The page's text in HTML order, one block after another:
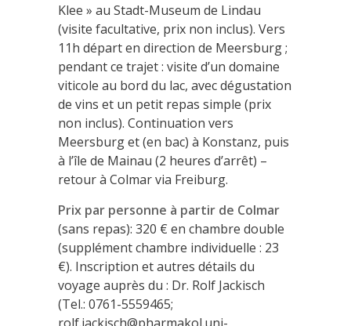
Klee » au Stadt-Museum de Lindau
(visite facultative, prix non inclus). Vers
11h départ en direction de Meersburg ;
pendant ce trajet : visite d’un domaine
viticole au bord du lac, avec dégustation
de vins et un petit repas simple (prix
non inclus). Continuation vers
Meersburg et (en bac) à Konstanz, puis
à l’île de Mainau (2 heures d’arrêt) –
retour à Colmar via Freiburg.
Prix par personne à partir de Colmar
(sans repas): 320 € en chambre double
(supplément chambre individuelle : 23
€). Inscription et autres détails du
voyage auprès du : Dr. Rolf Jackisch
(Tel.: 0761-5559465;